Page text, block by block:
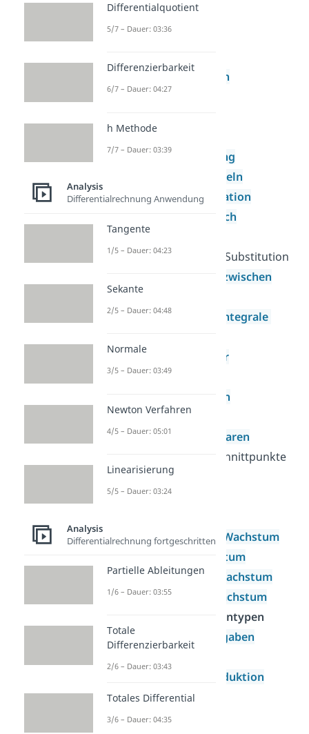
Extrempunkte
Krümmung
Umkehrfunktion
Grenzwert
Grundlagen der
Integralrechnung
Integrationsregeln
Partielle Integration
Integration durch
Substitution
Logarithmische Substitution
Flächeninhalte zwischen
zwei Graphen
Uneigentliche Integrale
Rotationskörper
Bogenlänge
Integralfunktion
Scharen
Grundlagen Scharen
Gemeinsame Schnittpunkte
Ortskurve
Wachstum
Exponentielles Wachstum
Lineares Wachstum
Beschränktes Wachstum
Logistisches Wachstum
Besondere Aufgabentypen
Extremwertaufgaben
Vollständige Induktion
Differentialquotient
5/7 – Dauer: 03:36
Differenzierbarkeit
6/7 – Dauer: 04:27
h Methode
7/7 – Dauer: 03:39
Analysis
Differentialrechnung Anwendung
Tangente
1/5 – Dauer: 04:23
Sekante
2/5 – Dauer: 04:48
Normale
3/5 – Dauer: 03:49
Newton Verfahren
4/5 – Dauer: 05:01
Linearisierung
5/5 – Dauer: 03:24
Analysis
Differentialrechnung fortgeschritten
Partielle Ableitungen
1/6 – Dauer: 03:55
Totale
Differenzierbarkeit
2/6 – Dauer: 03:43
Totales Differential
3/6 – Dauer: 04:35